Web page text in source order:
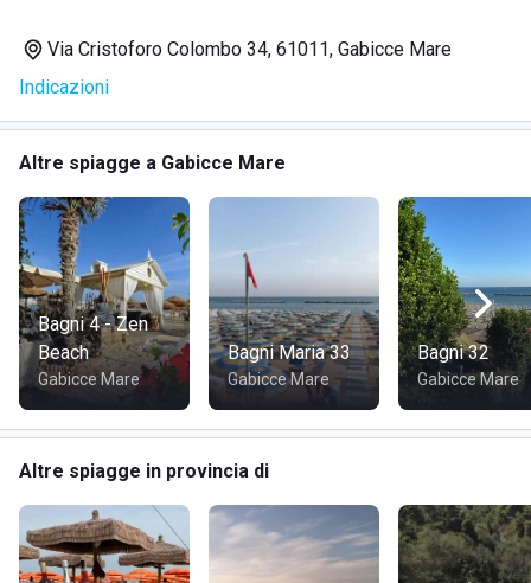
Via Cristoforo Colombo 34, 61011, Gabicce Mare
Indicazioni
Altre spiagge a Gabicce Mare
Bagni 4 - Zen
Beach
Gabicce Mare
Bagni Maria 33
Gabicce Mare
Bagni 32
Gabicce Mare
Altre spiagge in provincia di